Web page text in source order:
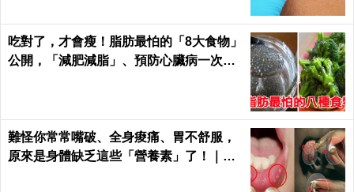
吃對了，才會瘦！脂肪最怕的「8大食物」
公開，「減肥減脂」、預防心臟病一次滿
難怪你常常嘴破、全身痠痛、胃不舒服，
原來是身體缺乏這些「營養素」了！｜每